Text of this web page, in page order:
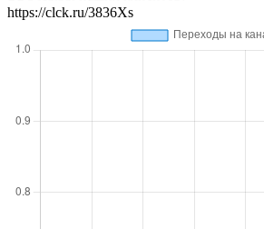
https://clck.ru/3836Xs